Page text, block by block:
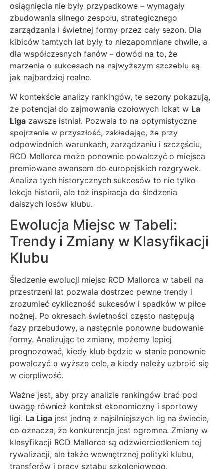
osiągnięcia nie były przypadkowe – wymagały
zbudowania silnego zespołu, strategicznego
zarządzania i świetnej formy przez cały sezon. Dla
kibiców tamtych lat były to niezapomniane chwile, a
dla współczesnych fanów – dowód na to, że
marzenia o sukcesach na najwyższym szczeblu są
jak najbardziej realne.
W kontekście analizy rankingów, te sezony pokazują,
że potencjał do zajmowania czołowych lokat w La
Liga zawsze istniał. Pozwala to na optymistyczne
spojrzenie w przyszłość, zakładając, że przy
odpowiednich warunkach, zarządzaniu i szczęściu,
RCD Mallorca może ponownie powalczyć o miejsca
premiowane awansem do europejskich rozgrywek.
Analiza tych historycznych sukcesów to nie tylko
lekcja historii, ale też inspiracja do śledzenia
dalszych losów klubu.
Ewolucja Miejsc w Tabeli:
Trendy i Zmiany w Klasyfikacji
Klubu
Śledzenie ewolucji miejsc RCD Mallorca w tabeli na
przestrzeni lat pozwala dostrzec pewne trendy i
zrozumieć cykliczność sukcesów i spadków w piłce
nożnej. Po okresach świetności często następują
fazy przebudowy, a następnie ponowne budowanie
formy. Analizując te zmiany, możemy lepiej
prognozować, kiedy klub będzie w stanie ponownie
powalczyć o wyższe cele, a kiedy należy uzbroić się
w cierpliwość.
Ważne jest, aby przy analizie rankingów brać pod
uwagę również kontekst ekonomiczny i sportowy
ligi. La Liga jest jedną z najsilniejszych lig na świecie,
co oznacza, że konkurencja jest ogromna. Zmiany w
klasyfikacji RCD Mallorca są odzwierciedleniem tej
rywalizacji, ale także wewnętrznej polityki klubu,
transferów i pracy sztabu szkoleniowego.